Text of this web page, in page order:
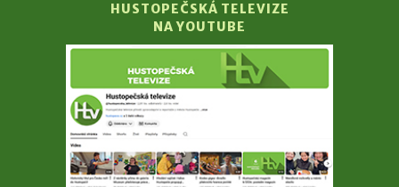
HUSTOPEČSKÁ TELEVIZE
NA YOUTUBE